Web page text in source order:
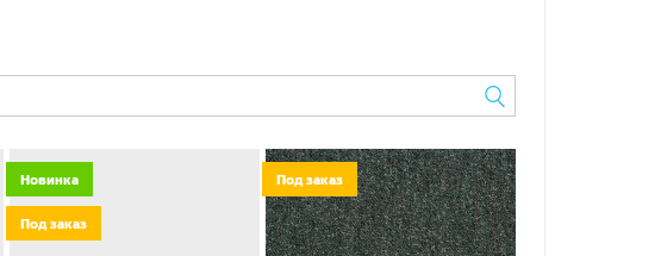
Новинка
Под заказ
Под заказ